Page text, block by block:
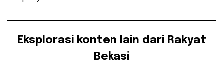
Eksplorasi konten lain dari Rakyat
Bekasi